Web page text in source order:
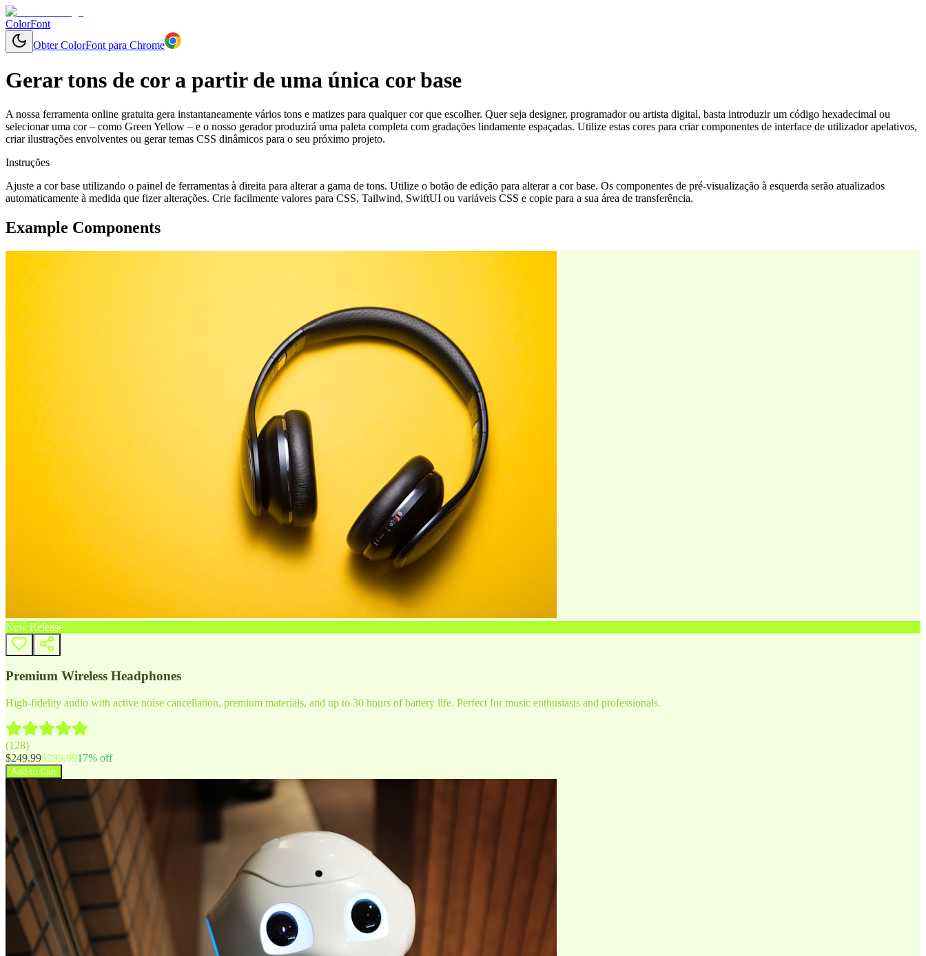
ColorFont
Obter ColorFont para Chrome
Gerar tons de cor a partir de uma única cor base
A nossa ferramenta online gratuita gera instantaneamente vários tons e matizes para qualquer cor que escolher. Quer seja designer, programador ou artista digital, basta introduzir um código hexadecimal ou
selecionar uma cor – como Green Yellow – e o nosso gerador produzirá uma paleta completa com gradações lindamente espaçadas. Utilize estas cores para criar componentes de interface de utilizador apelativos,
criar ilustrações envolventes ou gerar temas CSS dinâmicos para o seu próximo projeto.
Instruções
Ajuste a cor base utilizando o painel de ferramentas à direita para alterar a gama de tons. Utilize o botão de edição para alterar a cor base. Os componentes de pré-visualização à esquerda serão atualizados
automaticamente à medida que fizer alterações. Crie facilmente valores para CSS, Tailwind, SwiftUI ou variáveis CSS e copie para a sua área de transferência.
Example Components
New Release
Premium Wireless Headphones
High-fidelity audio with active noise cancellation, premium materials, and up to 30 hours of battery life. Perfect for music enthusiasts and professionals.
(128)
$249.99$299.9917% off
Add to Cart